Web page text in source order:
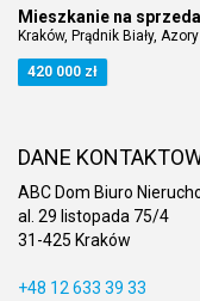
Mieszkanie na
Kraków, Prądnik Biały, Azory
420 000 zł
DANE
ABC Dom Biuro
al. 29 listopada 75/4
31-425 Kraków
+48 12 633 39 33